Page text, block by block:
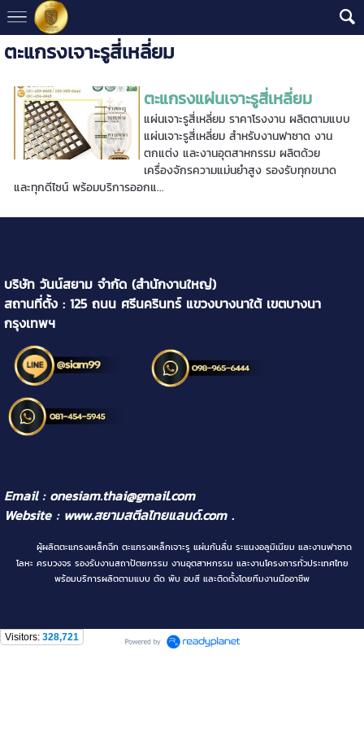
ตะแกรงเจาะรูสี่เหลี่ยม
ตะแกรงแผ่นเจาะรูสี่เหลี่ยม
แผ่นเจาะรูสี่เหลี่ยม ราคาโรงงาน ผลิตตามแบบ
แผ่นเจาะรูสี่เหลี่ยม สำหรับงานฟาซาด งาน
ตกแต่ง และงานอุตสาหกรรม ผลิตด้วย
เครื่องจักรความแม่นยำสูง รองรับทุกขนาด
และทุกดีไซน์ พร้อมบริการออกแ...
บริษัท วันน์สยาม จำกัด (สำนักงานใหญ่)
สถานที่ตั้ง : 125 ถนน ศรีนครินทร์ แขวงบางนาใต้ เขตบางนา
กรุงเทพฯ
Email : onesiam.thai@gmail.com
Website : www.สยามสตีลไทยแลนด์.com.
ผู้ผลิตตะแกรงเหล็กฉีก ตะแกรงเหล็กเจาะรู แผ่นกันลื่น ระแนงอลูมิเนียม และงานฟาซาด
โลหะ ครบวงจร รองรับงานสถาปัตยกรรม งานอุตสาหกรรม และงานโครงการทั่วประเทศไทย
พร้อมบริการผลิตตามแบบ ตัด พับ อบสี และติดตั้งโดยทีมงานมืออาชีพ
Visitors: 328,721